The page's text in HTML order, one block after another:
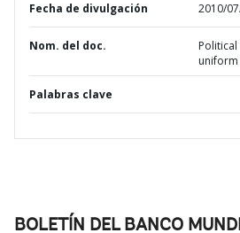
Fecha de divulgación 2010/
Nom. del doc.
Palabras clave
BOLETÍN DEL BANCO